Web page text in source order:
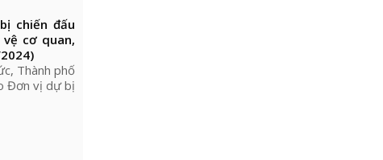
chiến đấu
cơ quan,
Thành phố
Đơn vị dự bị